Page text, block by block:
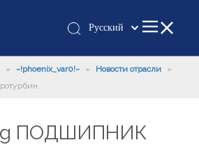
Pусский
românesc
한국어
» ~!phoenix_var0!~ » Новости отрасли
»
ПОДШИПНИК